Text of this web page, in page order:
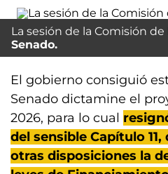
La sesión de la Comisión
Senado.
El gobierno consiguió
Senado dictamine el
2026, para lo cual
del sensible Capítulo
otras disposiciones la